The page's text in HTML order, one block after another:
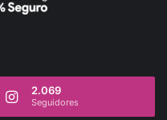
2.069
Seguidores